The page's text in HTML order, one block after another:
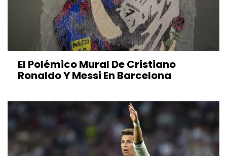
El Polémico Mural De Cristiano
Ronaldo Y Messi En Barcelona